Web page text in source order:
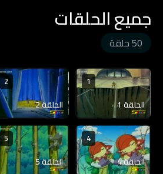
جميع الحلقات
50 حلقة
1
الحلقة 1
2
الحلقة 2
4
الحلقة 4
5
الحلقة 5